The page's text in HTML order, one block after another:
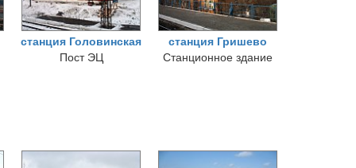
станция Головинская
Пост ЭЦ
станция Гришево
Станционное здание